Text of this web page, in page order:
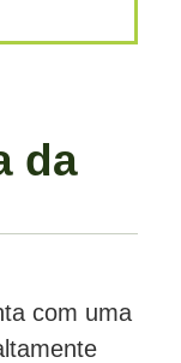
da
com uma